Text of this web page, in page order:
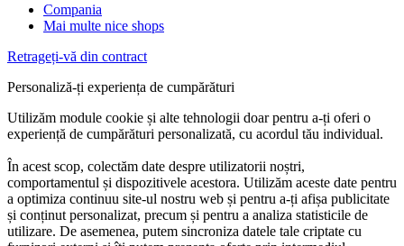
Compania
Mai multe nice shops
Retrageți-vă din contract
Personaliză-ți experiența de cumpărături
Utilizăm module cookie și alte tehnologii doar pentru a-ți oferi o
experiență de cumpărături personalizată, cu acordul tău individual.
În acest scop, colectăm date despre utilizatorii noștri,
comportamentul și dispozitivele acestora. Utilizăm aceste date pentru
a optimiza continuu site-ul nostru web și pentru a-ți afișa publicitate
și conținut personalizat, precum și pentru a analiza statisticile de
utilizare. De asemenea, putem sincroniza datele tale criptate cu